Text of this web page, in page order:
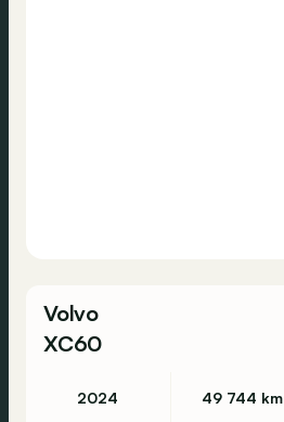
Volvo
XC60
2024 49 744 km